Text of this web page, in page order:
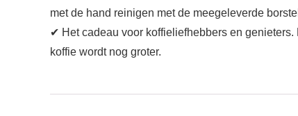
met de hand reinigen met de meegeleverde
✔ Het cadeau voor koffieliefhebbers en
koffie wordt nog groter.